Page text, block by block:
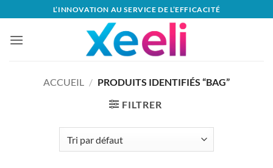
au
contenu
L’INNOVATION AU SERVICE DE L’EFFICACITÉ
ACCUEIL / PRODUITS IDENTIFIÉS “BAG”
FILTRER